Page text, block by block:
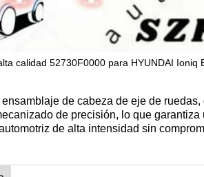
calidad 52730F0000 para HYUNDAI Ioniq
ensamblaje de cabeza de eje de
de precisión, lo que
de alta intensidad sin